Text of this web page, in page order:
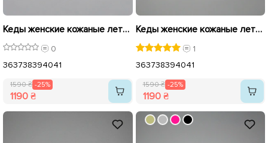
Кеды женские кожаные летние перфорация 595102 Белые распродажа
0
363738394041
1590 ₴ -25%
1190 ₴
Кеды женские кожаные летние перфорация 594507 Белые распродажа
1
363738394041
1590 ₴ -25%
1190 ₴